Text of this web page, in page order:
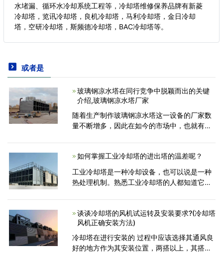
水堵漏、循环水冷却系统工程等，冷却塔维修保养品牌有新菱
冷却塔，览讯冷却塔，良机冷却塔，马利冷却塔，金日冷却
塔，空研冷却塔，斯频德冷却塔，BAC冷却塔等。
或者是
玻璃钢凉水塔在同行竞争中脱颖而出的关键
介绍,玻璃钢凉水塔厂家
随着生产制作玻璃钢凉水塔这一设备的厂家数
量不断增多，因此在如今的市场中，也就有很
想要自身拥有比较
如何掌握工业冷却塔的进出塔的温差呢？
工业冷却塔是一种冷却设备，也可以说是一种
热处理机制。熟悉工业冷却塔的人都知道它的
后将这些热量散到空
谈谈冷却塔的风机试运转及安装要求?(冷却塔
风机正确安装方法)
冷却塔在进行安装的 过程中应该选择其通风良
好的地方作为其安装位置，两搭以上，其搭群